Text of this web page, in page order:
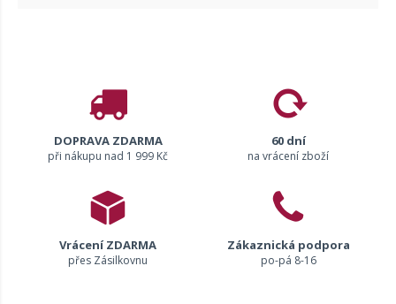
DOPRAVA ZDARMA
při nákupu nad 1 999 Kč
60 dní
na vrácení zboží
Vrácení ZDARMA
přes Zásilkovnu
Zákaznická podpora
po-pá 8-16